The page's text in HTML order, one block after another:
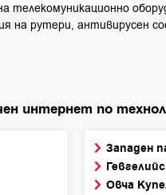
телекомуникационно
на рутери, антивирусен
интернет по
Западен
Овча